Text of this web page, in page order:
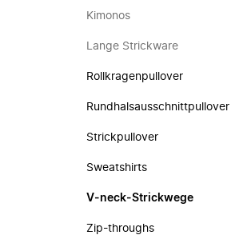
Kimonos
Lange Strickware
Rollkragenpullover
Rundhalsausschnittpullover
Strickpullover
Sweatshirts
V-neck-Strickwege
Zip-throughs